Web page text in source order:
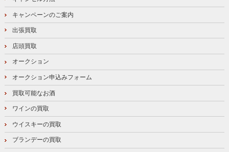
キャンペーンのご案内
出張買取
店頭買取
オークション
オークション申込みフォーム
買取可能なお酒
ワインの買取
ウイスキーの買取
ブランデーの買取